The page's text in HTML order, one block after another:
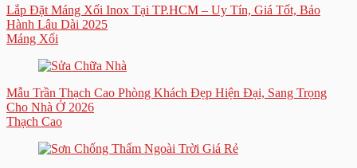
Lắp Đặt Máng Xối Inox Tại TP.HCM – Uy Tín, Giá Tốt, Bảo
Hành Lâu Dài 2025
Máng Xối
Mẫu Trần Thạch Cao Phòng Khách Đẹp Hiện Đại, Sang Trọng
Cho Nhà Ở 2026
Thạch Cao